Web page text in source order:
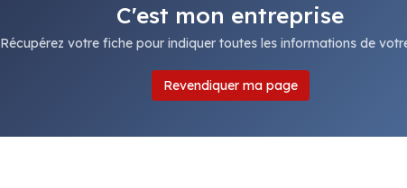
C'est mon entreprise
Récupérez votre fiche pour indiquer toutes les informations de
Revendiquer ma page